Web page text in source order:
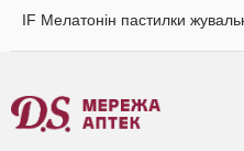
IF Мелатонін пастилки